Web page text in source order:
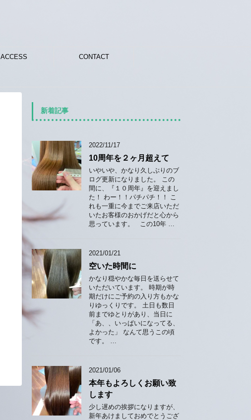
ACCESS CONTACT
新着記事
2022/11/17
10周年を２ヶ月超えて
いやいや、かなり久しぶりのブ
ログ更新になりました。 この
間に、『１０周年』を迎えまし
た！ わー！！パチパチ！！ こ
れも一重に今までご来店いただ
いたお客様のおかげだと心から
思っています。 この10年 …
2021/01/21
空いた時間に
かなり穏やかな毎日を送らせて
いただいています。 時期が時
期だけにご予約の入り方もかな
りゆっくりです。 土日も数日
前までゆとりがあり、当日に
「あ、、いっぱいになってる、
よかった」 なんて思うこの頃
です。 …
2021/01/06
本年もよろしくお願い致
します
少し遅めの挨拶になりますが、
新年あけましておめでとうござ